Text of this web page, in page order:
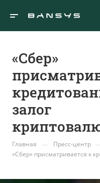
«Сбер»
залог
Главная — Пресс-центр
«Сбер» присматривается к